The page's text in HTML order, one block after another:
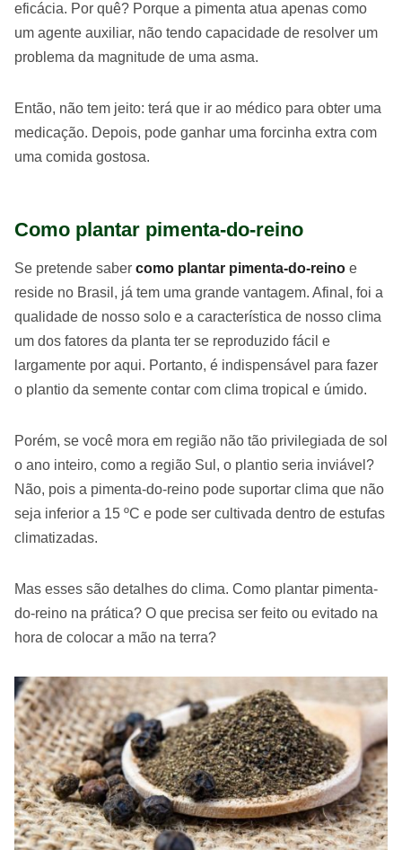
eficácia. Por quê? Porque a pimenta atua apenas como
um agente auxiliar, não tendo capacidade de resolver um
problema da magnitude de uma asma.
Então, não tem jeito: terá que ir ao médico para obter uma
medicação. Depois, pode ganhar uma forcinha extra com
uma comida gostosa.
Como plantar pimenta-do-reino
Se pretende saber como plantar pimenta-do-reino e
reside no Brasil, já tem uma grande vantagem. Afinal, foi a
qualidade de nosso solo e a característica de nosso clima
um dos fatores da planta ter se reproduzido fácil e
largamente por aqui. Portanto, é indispensável para fazer
o plantio da semente contar com clima tropical e úmido.
Porém, se você mora em região não tão privilegiada de sol
o ano inteiro, como a região Sul, o plantio seria inviável?
Não, pois a pimenta-do-reino pode suportar clima que não
seja inferior a 15 ºC e pode ser cultivada dentro de estufas
climatizadas.
Mas esses são detalhes do clima. Como plantar pimenta-
do-reino na prática? O que precisa ser feito ou evitado na
hora de colocar a mão na terra?